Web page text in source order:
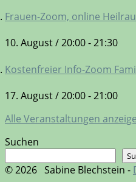
Frauen-Zoom, online
10. August / 20:00-21:30
Kostenfreier Info-Zoom
17. August / 20:00-21:00
Alle Veranstaltungen
Suchen
© 2026 Sabine Blechstein -